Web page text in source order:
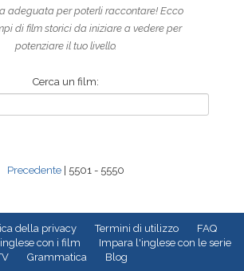
adeguata per poterli raccontare! Ecco
di film storici da iniziare a vedere per
potenziare il tuo livello.
Cerca un film:
Precedente| 5501 - 5550
della privacy Termini di utilizzo
FAQ
con i film
Impara l'inglese con le serie
Grammatica Blog